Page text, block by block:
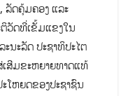
ລັດຄຸ້ມຄອງ ແລະ
ຕິວັດທີ່ເຂັ້ມແຂງໃນ
ນະລັດ ປະຊາທິປະໄຕ
ສີມຂະຫຍາຍທາດແທ້
ໂຫຍດຂອງປະຊາຊົນ